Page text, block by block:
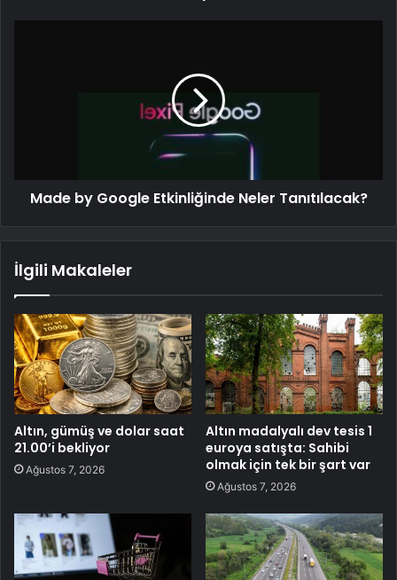
Made by Google Etkinliğinde Neler Tanıtılacak?
İlgili Makaleler
Altın, gümüş ve dolar saat
21.00’i bekliyor
Ağustos 7, 2026
Altın madalyalı dev tesis 1
euroya satışta: Sahibi
olmak için tek bir şart var
Ağustos 7, 2026